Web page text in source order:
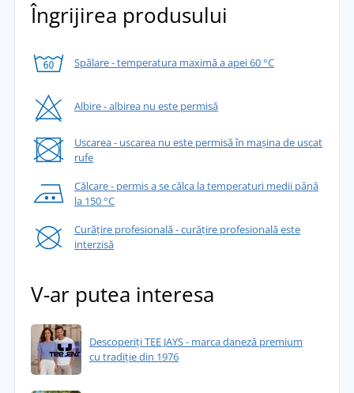
Îngrijirea produsului
Spălare - temperatura maximă a apei 60 °C
Albire - albirea nu este permisă
Uscarea - uscarea nu este permisă în mașina de uscat
rufe
Călcare - permis a se călca la temperaturi medii până
la 150 °C
Curățire profesională - curățire profesională este
interzisă
V-ar putea interesa
Descoperiți TEE JAYS - marca daneză premium
cu tradiție din 1976